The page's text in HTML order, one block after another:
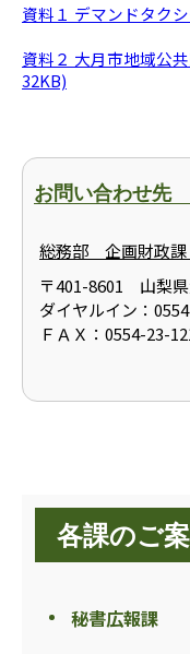
資料１ デマンドタク
資料２ 大月市地域公
32KB)
お問い合わせ先
総務部 企画財政
〒401-8601 山梨
ダイヤルイン：
ＦＡＸ：0554-23-
各課のご
秘書広報課